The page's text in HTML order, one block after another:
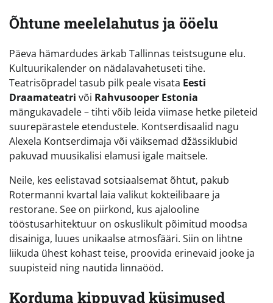
Õhtune meelelahutus ja ööelu
Päeva hämardudes ärkab Tallinnas teistsugune elu.
Kultuurikalender on nädalavahetuseti tihe.
Teatrisõpradel tasub pilk peale visata Eesti
Draamateatri või Rahvusooper Estonia
mängukavadele – tihti võib leida viimase hetke pileteid
suurepärastele etendustele. Kontserdisaalid nagu
Alexela Kontserdimaja või väiksemad džässiklubid
pakuvad muusikalisi elamusi igale maitsele.
Neile, kes eelistavad sotsiaalsemat õhtut, pakub
Rotermanni kvartal laia valikut kokteilibaare ja
restorane. See on piirkond, kus ajalooline
tööstusarhitektuur on oskuslikult põimitud moodsa
disainiga, luues unikaalse atmosfääri. Siin on lihtne
liikuda ühest kohast teise, proovida erinevaid jooke ja
suupisteid ning nautida linnaööd.
Korduma kippuvad küsimused